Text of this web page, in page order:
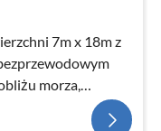
7m x 18m z
morza,